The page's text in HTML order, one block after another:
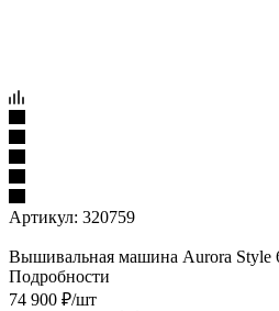
Артикул: 320759
Вышивальная машина Aurora Style
Подробности
74 900 ₽/шт